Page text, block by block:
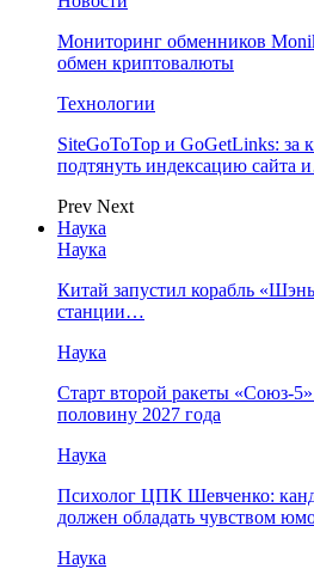
Мониторинг обменников
обмен криптовалюты
Технологии
SiteGoToTop и GoGetLinks: за
подтянуть индексацию сайта
Prev Next
Наука
Наука
Китай запустил корабль
станции…
Наука
Старт второй ракеты «Союз-
половину 2027 года
Наука
Психолог ЦПК Шевченко:
должен обладать чувством
Наука